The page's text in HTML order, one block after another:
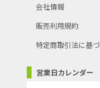
会社情報
販売利用規約
特定商取引法に基
営業日カレンダー